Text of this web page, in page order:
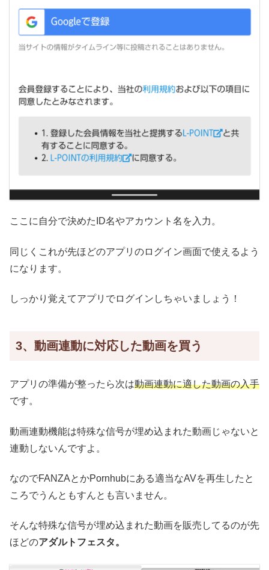
ここに自分で決めたID名やアカウント名を入力。
同じくこれが先ほどのアプリのログイン画面で使えるよう
になります。
しっかり覚えてアプリでログインしちゃいましょう！
3、動画連動に対応した動画を買う
アプリの準備が整ったら次は動画連動に適した動画の入手
です。
動画連動機能は特殊な信号が埋め込まれた動画じゃないと
連動しないんですよ。
なのでFANZAとかPornhubにある適当なAVを再生したと
ころでうんともすんとも言いません。
そんな特殊な信号が埋め込まれた動画を販売してるのが先
ほどのアダルトフェスタ。